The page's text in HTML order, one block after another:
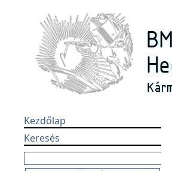
Kezdőlap
Keresés